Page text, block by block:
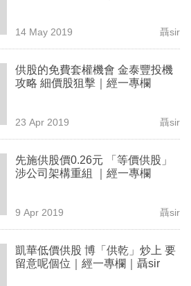
14 May 2019 聶sir
供股的免費套權機會 金泰豐投機
攻略 細價股狙擊｜經一專欄
23 Apr 2019 聶sir
先施供股價0.26元 「等價供股」
涉公司架構重組 ｜經一專欄
9 Apr 2019 聶sir
凱華低價供股 博「供乾」炒上 要
留意呢個位｜經一專欄｜聶sir